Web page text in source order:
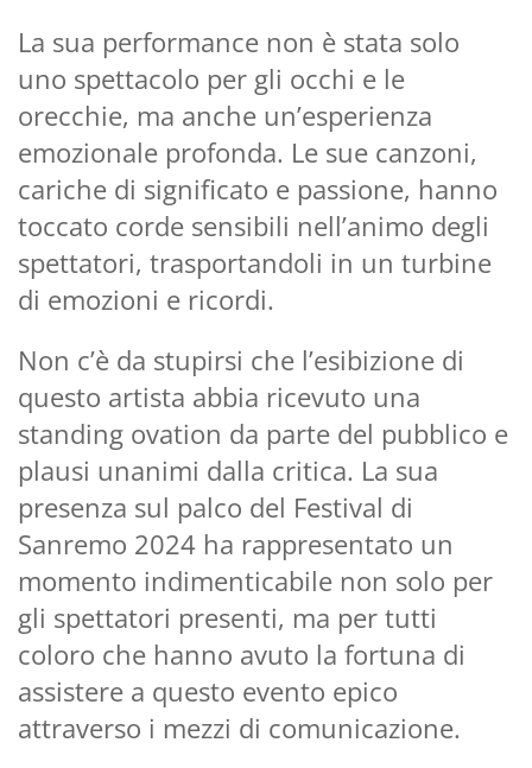
La sua performance non è stata solo
uno spettacolo per gli occhi e le
orecchie, ma anche un’esperienza
emozionale profonda. Le sue canzoni,
cariche di significato e passione, hanno
toccato corde sensibili nell’animo degli
spettatori, trasportandoli in un turbine
di emozioni e ricordi.
Non c’è da stupirsi che l’esibizione di
questo artista abbia ricevuto una
standing ovation da parte del pubblico e
plausi unanimi dalla critica. La sua
presenza sul palco del Festival di
Sanremo 2024 ha rappresentato un
momento indimenticabile non solo per
gli spettatori presenti, ma per tutti
coloro che hanno avuto la fortuna di
assistere a questo evento epico
attraverso i mezzi di comunicazione.